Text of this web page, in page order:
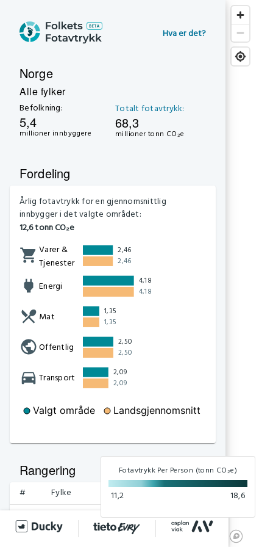
Hva er det?
Norge
Alle fylker
Befolkning:
5,4
millioner innbyggere
Totalt fotavtrykk:
68,3
millioner tonn CO₂e
Fordeling
Årlig fotavtrykk for en gjennomsnittlig
innbygger i det valgte området:
12,6 tonn CO₂e
Valgt område Landsgjennomsnitt
Varer &
Tjenester
2,46
2,46
Energi
4,18
4,18
Mat
1,35
1,35
Offentlig
2,50
2,50
Transport
2,09
2,09
Rangering
# Fylke
11,2
2
Viken 12,4
Fotavtrykk Per Person (tonn CO₂e)
11,2 18,6